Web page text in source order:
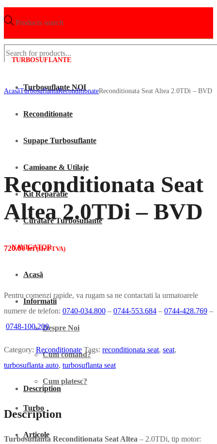
Products search
TURBOSUFLANTE
Turbosuflante NOI
Reconditionate
Supape Turbosuflante
Camioane & Utilaje
Kit Reparatie
Curatare Turbosuflante
NAVIGATOR
Acasã
Informatii
Despre Noi
Cum comand?
Cum platesc?
Turbo
Articole
AcasãTurbosuflantaReconditionateReconditionata Seat Altea 2.0TDi – BVD
Reconditionata Seat
Altea 2.0TDi – BVD
720.00lei (fãrã TVA)
Pentru comenzi rapide, va rugam sa ne contactati la urmatoarele
numere de telefon: 0740-034.800 – 0744-553.684 – 0744-428.769 –
0748-100.200
Category: Reconditionate Tags: reconditionata seat, seat,
turbosuflanta auto, turbosuflanta seat
Description
Description
Turbosuflanta Reconditionata Seat Altea – 2.0TDi, tip motor: